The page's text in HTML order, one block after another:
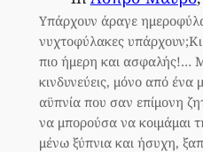
Υπάρχουν άραγε
νυχτοφύλακες
πιο ήμερη και ασφαλής!…
κινδυνεύεις, μόνο από
αϋπνία που σαν επίμονη
να μπορούσα να κοιμάμαι
μένω ξύπνια και ήσυχη,